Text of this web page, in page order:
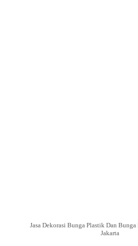
Jasa Dekorasi Bunga Plastik Dan Bunga
Jakarta